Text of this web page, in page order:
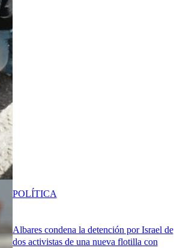
Albares condena la detención por Israel de
dos activistas de una nueva flotilla con
POLÍTICA